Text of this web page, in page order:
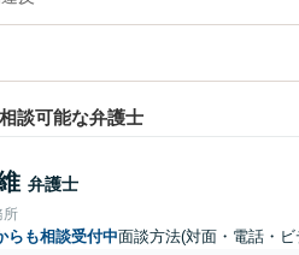
談可能な弁護士
弁護士
所
らも相談受付中面談方法(対面・電話・